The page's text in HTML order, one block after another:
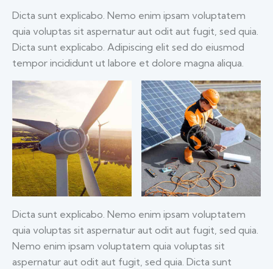
Dicta sunt explicabo. Nemo enim ipsam voluptatem
quia voluptas sit aspernatur aut odit aut fugit, sed quia.
Dicta sunt explicabo. Adipiscing elit sed do eiusmod
tempor incididunt ut labore et dolore magna aliqua.
Dicta sunt explicabo. Nemo enim ipsam voluptatem
quia voluptas sit aspernatur aut odit aut fugit, sed quia.
Nemo enim ipsam voluptatem quia voluptas sit
aspernatur aut odit aut fugit, sed quia. Dicta sunt